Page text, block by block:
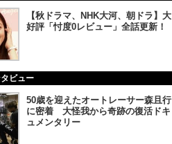
【秋ドラマ、NHK大河、朝ドラ】大
好評「忖度0レビュー」全話更新！
ビュー
50歳を迎えたオートレーサー森且行
に密着 大怪我から奇跡の復活ドキ
ュメンタリー